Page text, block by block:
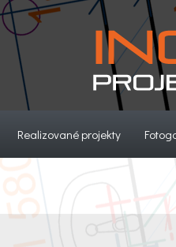
(current)Realizované projekty(current)